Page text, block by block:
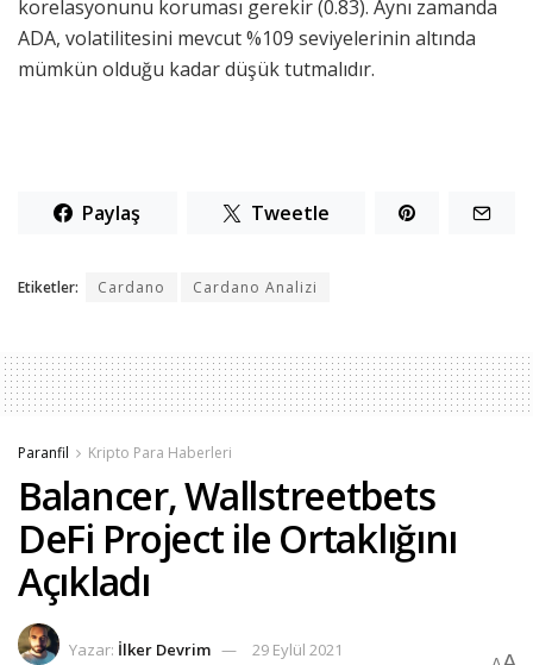
korelasyonunu koruması gerekir (0.83). Aynı zamanda
ADA, volatilitesini mevcut %109 seviyelerinin altında
mümkün olduğu kadar düşük tutmalıdır.
Paylaş Tweetle
Etiketler: Cardano Cardano Analizi
Paranfil Kripto Para Haberleri
Balancer, Wallstreetbets
DeFi Project ile Ortaklığını
Açıkladı
Yazar: İlker Devrim 29 Eylül 2021